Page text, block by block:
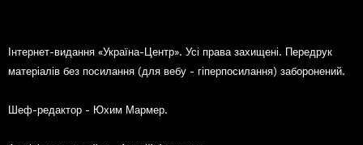
Інтернет-видання «Україна-Центр». Усі права захищені. Передрук
матеріалів без посилання (для вебу - гіперпосилання) заборонений.
Шеф-редактор - Юхим Мармер.